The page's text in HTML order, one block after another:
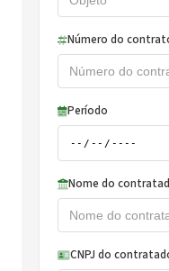
Número do
Período
Nome do
CNPJ do